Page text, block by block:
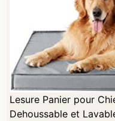
Lesure Panier pour
Dehoussable et